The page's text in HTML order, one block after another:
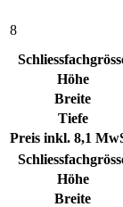
8
Höhe
Breite
Tiefe
Preis inkl. 8,1
Höhe
Breite